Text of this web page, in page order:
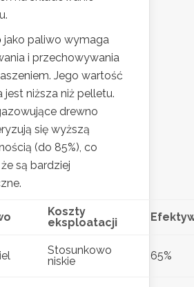
jako paliwo wymaga
i przechowywania
Jego wartość
jest niższa niż pelletu.
drewno
się wyższą
(do 85%), co
są bardziej
Koszty
eksploatacji
Stosunkowo
niskie
65%